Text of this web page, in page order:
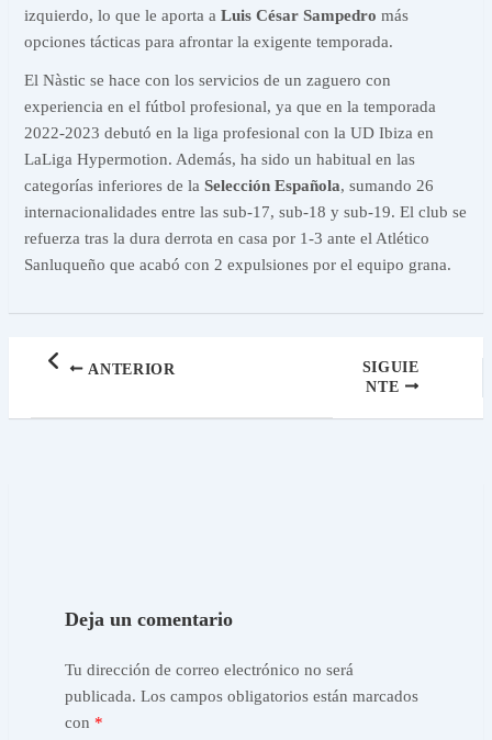
izquierdo, lo que le aporta aLuis César Sampedro más
opciones tácticas para afrontar la exigente temporada.
El Nàstic se hace con los servicios de un zaguero con
experiencia en el fútbol profesional, ya que en la temporada
2022-2023 debutó en la liga profesional con la UD Ibiza en
LaLiga Hypermotion. Además, ha sido un habitual en las
categorías inferiores de la Selección Española, sumando 26
internacionalidades entre las sub-17, sub-18 y sub-19. El club se
refuerza tras la dura derrota en casa por 1-3 ante el Atlético
Sanluqueño que acabó con 2 expulsiones por el equipo grana.
ANTERIOR
SIGUIE
NTE
Deja un comentario
Tu dirección de correo electrónico no será
publicada. Los campos obligatorios están marcados
con *